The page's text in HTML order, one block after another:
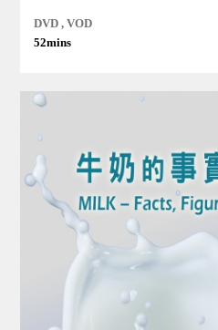
DVD , VOD
52mins